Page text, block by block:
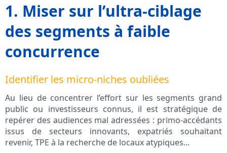
1. Miser sur l’ultra-ciblage
des segments à faible
concurrence
Identifier les micro-niches oubliées
Au lieu de concentrer l’effort sur les segments grand
public ou investisseurs connus, il est stratégique de
repérer des audiences mal adressées : primo-accédants
issus de secteurs innovants, expatriés souhaitant
revenir, TPE à la recherche de locaux atypiques...